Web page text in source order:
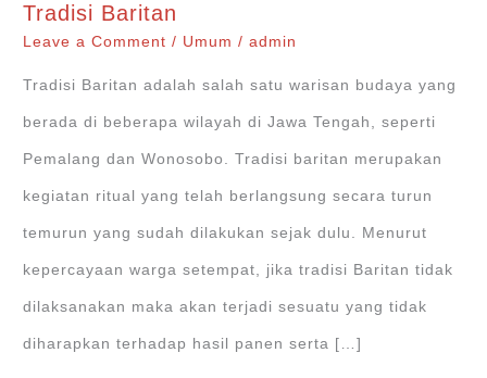
Tradisi Baritan
Leave a Comment / Umum /admin
Tradisi Baritan adalah salah satu warisan budaya yang
berada di beberapa wilayah di Jawa Tengah, seperti
Pemalang dan Wonosobo. Tradisi baritan merupakan
kegiatan ritual yang telah berlangsung secara turun
temurun yang sudah dilakukan sejak dulu. Menurut
kepercayaan warga setempat, jika tradisi Baritan tidak
dilaksanakan maka akan terjadi sesuatu yang tidak
diharapkan terhadap hasil panen serta […]